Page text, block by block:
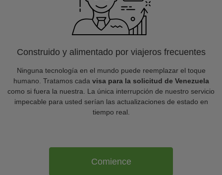
Construido y alimentado por viajeros frecuentes
Ninguna tecnología en el mundo puede reemplazar el toque
humano. Tratamos cada visa para la solicitud de Venezuela
como si fuera la nuestra. La única interrupción de nuestro servicio
impecable para usted serían las actualizaciones de estado en
tiempo real.
Comience